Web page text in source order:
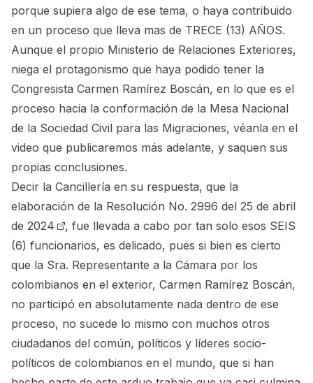
porque supiera algo de ese tema, o haya contribuido
en un proceso que lleva mas de TRECE (13) AÑOS.
Aunque el propio Ministerio de Relaciones Exteriores,
niega el protagonismo que haya podido tener la
Congresista Carmen Ramírez Boscán, en lo que es el
proceso hacia la conformación de la Mesa Nacional
de la Sociedad Civil para las Migraciones, véanla en el
video que publicaremos más adelante, y saquen sus
propias conclusiones.
Decir la Cancillería en su respuesta, que la
elaboración de la Resolución No. 2996 del 25 de abril
de 2024
, fue llevada a cabo por tan solo esos SEIS
(6) funcionarios, es delicado, pues si bien es cierto
que la Sra. Representante a la Cámara por los
colombianos en el exterior, Carmen Ramírez Boscán,
no participó en absolutamente nada dentro de ese
proceso, no sucede lo mismo con muchos otros
ciudadanos del común, políticos y líderes socio-
políticos de colombianos en el mundo, que si han